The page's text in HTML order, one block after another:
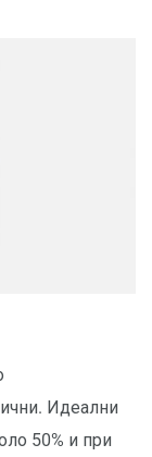
Идеални
50% и при